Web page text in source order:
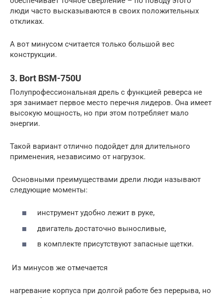
люди часто высказываются в своих положительных
откликах.
А вот минусом считается только большой вес
конструкции.
3. Bort BSM-750U
Полупрофессиональная дрель с функцией реверса не
зря занимает первое место перечня лидеров. Она имеет
высокую мощность, но при этом потребляет мало
энергии.
Такой вариант отлично подойдет для длительного
применения, независимо от нагрузок.
Основными преимуществами дрели люди называют
следующие моменты:
инструмент удобно лежит в руке,
двигатель достаточно выносливые,
в комплекте присутствуют запасные щетки.
Из минусов же отмечается
нагревание корпуса при долгой работе без перерыва, но